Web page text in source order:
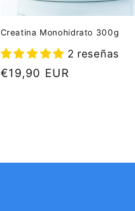
Creatina Monohidrato 300g
2 reseñas
Precio
€19,90 EUR